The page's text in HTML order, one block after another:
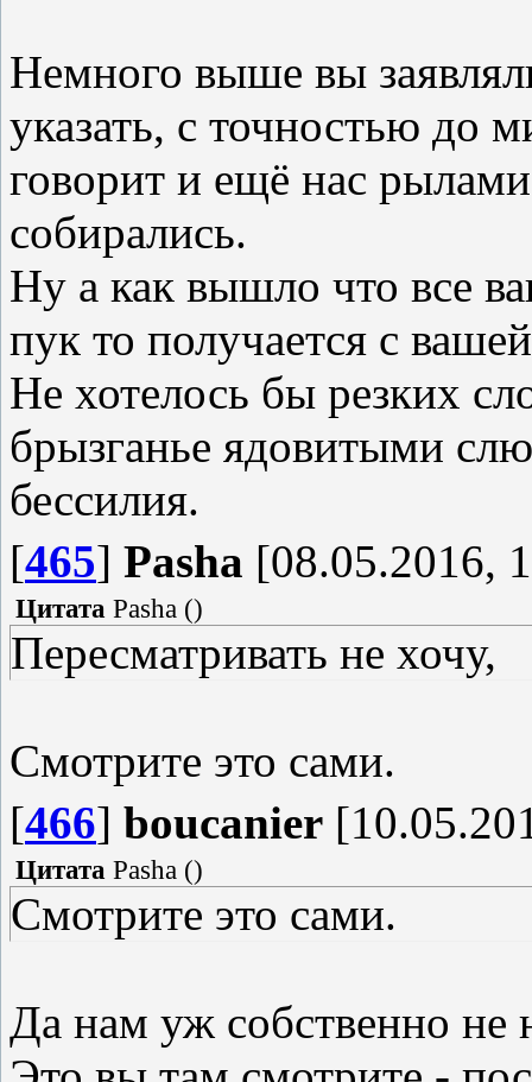
Немного выше вы
указать, с точностью до
говорит и ещё нас
собирались.
Ну а как вышло что все
пук то получается с
Не хотелось бы резких
брызганье ядовитыми
бессилия.
[465] Pasha [08.05.2016,
Цитата Pasha ()
Пересматривать не хочу,
Смотрите это сами.
[466] boucanier
Цитата Pasha ()
Смотрите это сами.
Да нам уж собственно не